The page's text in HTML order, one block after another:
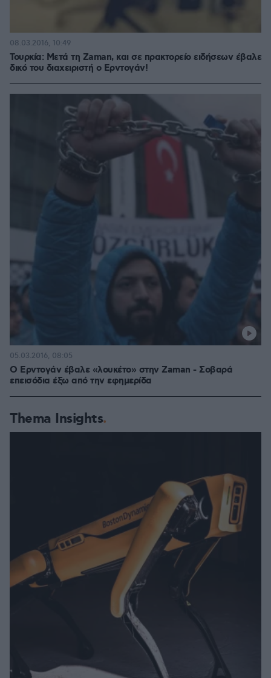
Τουρκία: Μετά τη Zaman, και σε πρακτορείο ειδήσεων έβαλε
δικό του διαχειριστή ο Ερντογάν!
08.03.2016, 10:49
Ο Ερντογάν έβαλε «λουκέτο» στην Zaman - Σοβαρά
επεισόδια έξω από την εφημερίδα
05.03.2016, 08:05
Thema Insights